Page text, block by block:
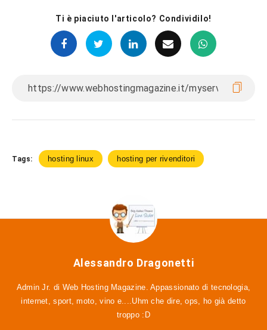
Ti è piaciuto l'articolo? Condividilo!
Tags: hosting linux hosting per rivenditori
Alessandro Dragonetti
Admin Jr. di Web Hosting Magazine. Appassionato di tecnologia,
internet, sport, moto, vino e....Uhm che dire, ops, ho già detto
troppo :D